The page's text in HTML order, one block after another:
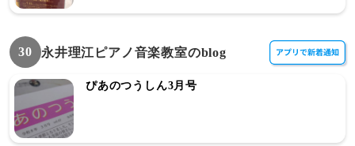
30 永井理江ピアノ音楽教室のblog
ぴあのつうしん3月号